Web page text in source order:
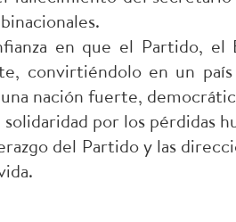
en que el Partido,
convirtiéndolo en un
nación fuerte,
por los pérdidas
del Partido y las